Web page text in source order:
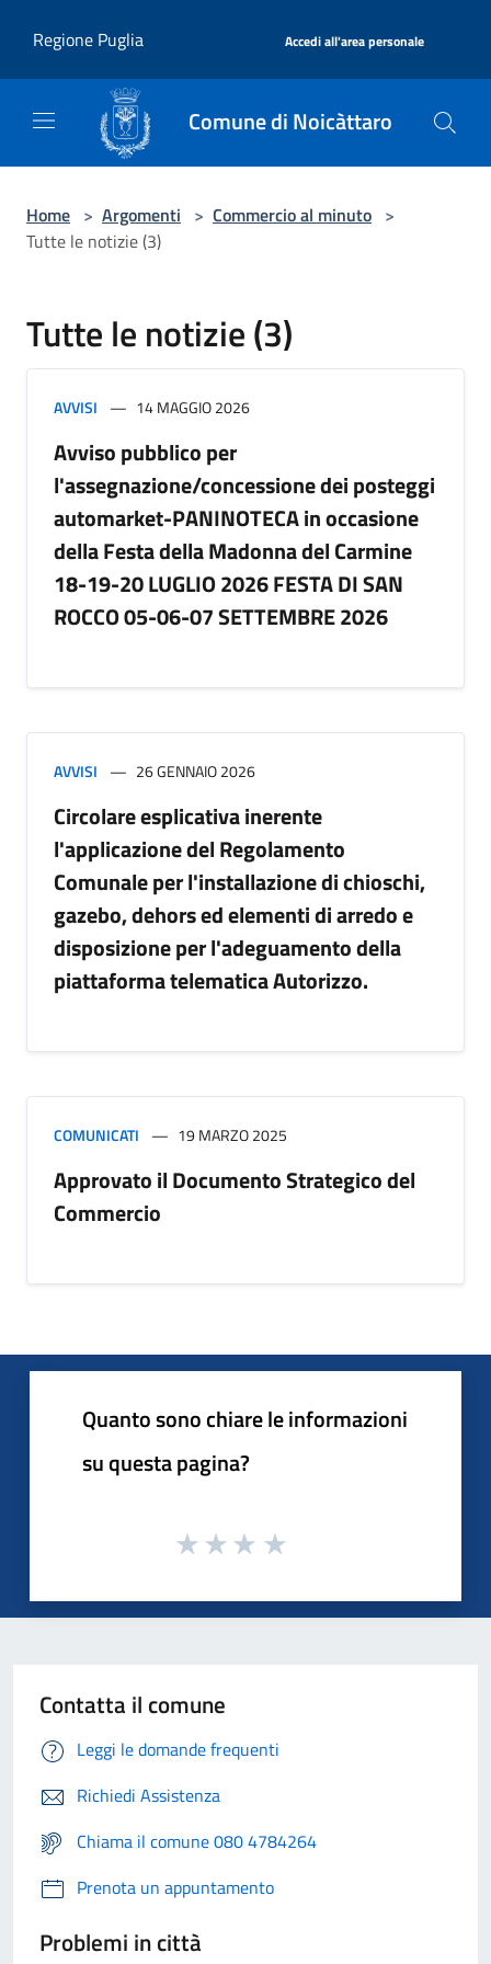
Regione Puglia
Accedi all'area personale
Comune di Noicàttaro
Home > Argomenti > Commercio al minuto >
Tutte le notizie (3)
Tutte le notizie (3)
AVVISI 14 MAGGIO 2026
Avviso pubblico per
l'assegnazione/concessione dei posteggi
automarket-PANINOTECA in occasione
della Festa della Madonna del Carmine
18-19-20 LUGLIO 2026 FESTA DI SAN
ROCCO 05-06-07 SETTEMBRE 2026
AVVISI 26 GENNAIO 2026
Circolare esplicativa inerente
l'applicazione del Regolamento
Comunale per l'installazione di chioschi,
gazebo, dehors ed elementi di arredo e
disposizione per l'adeguamento della
piattaforma telematica Autorizzo.
COMUNICATI 19 MARZO 2025
Approvato il Documento Strategico del
Commercio
Quanto sono chiare le informazioni
su questa pagina?
Contatta il comune
Leggi le domande frequenti
Richiedi Assistenza
Chiama il comune 080 4784264
Prenota un appuntamento
Problemi in città